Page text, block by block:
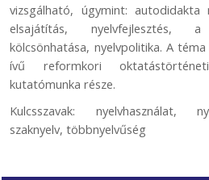
vizsgálható, úgymint: autodidakta
elsajátítás, nyelvfejlesztés,
kölcsönhatása, nyelvpolitika. A
ívű reformkori
kutatómunka része.
Kulcsszavak: nyelvhasználat,
szaknyelv, többnyelvűség